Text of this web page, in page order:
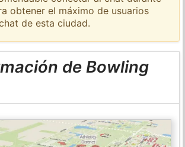
obtener el máximo de usuarios
de esta ciudad.
de Bowling